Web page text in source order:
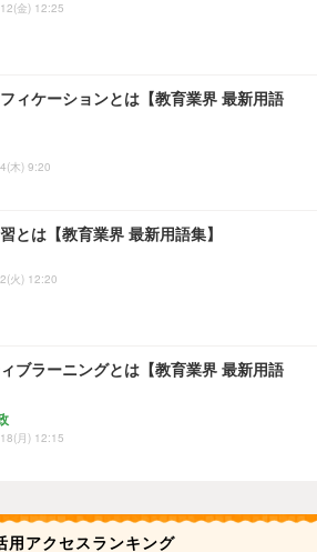
金) 12:25
ィケーションとは【教育業界 最新用語
木) 9:20
とは【教育業界 最新用語集】
火) 12:20
ブラーニングとは【教育業界 最新用語
月) 12:15
用アクセスランキング